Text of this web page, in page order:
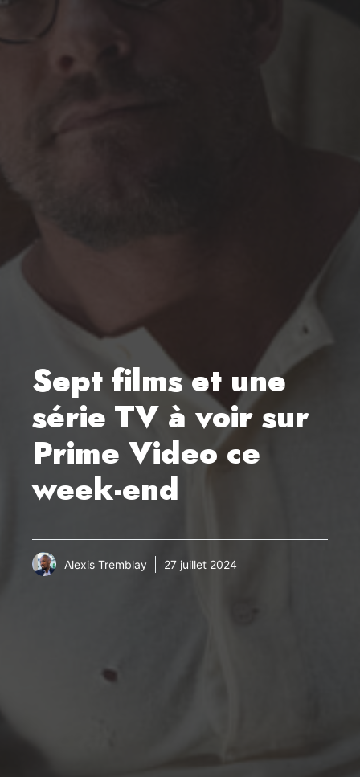
Sept films et une
série TV à voir sur
Prime Video ce
week-end
Alexis Tremblay 27 juillet 2024